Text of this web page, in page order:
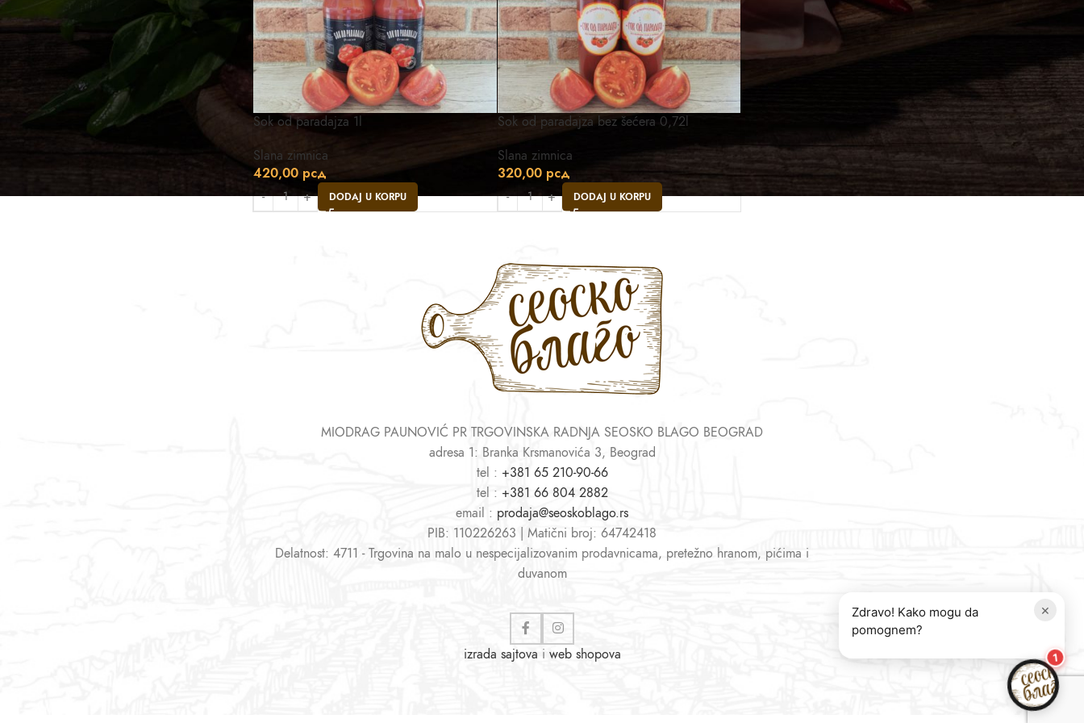
Sok od paradajza 1l
Slana zimnica
420,00 рсд
DODAJ U KORPU
Sok od paradajza bez šećera 0,72l
Slana zimnica
320,00 рсд
DODAJ U KORPU
MIODRAG PAUNOVIĆ PR TRGOVINSKA RADNJA SEOSKO BLAGO BEOGRAD
adresa 1: Branka Krsmanovića 3, Beograd
tel : +381 65 210-90-66
tel : +381 66 804 2882
email : prodaja@seoskoblago.rs
PIB: 110226263 | Matični broj: 64742418
Delatnost: 4711 - Trgovina na malo u nespecijalizovanim prodavnicama, pretežno hranom, pićima i
duvanom
izrada sajtova i web shopova
×
Zdravo! Kako mogu da
pomognem?
1